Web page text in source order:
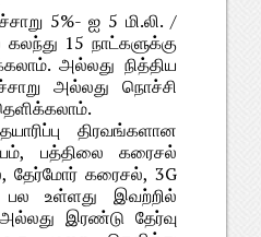
5%- ஐ 5 மி.லி. /
15 நாட்களுக்கு
அல்லது நித்திய
அல்லது நொச்சி
திரவங்களான
பத்திலை கரைசல்
தேர்மோர் கரைசல், 3G
உள்ளது இவற்றில்
இரண்டு தேர்வு